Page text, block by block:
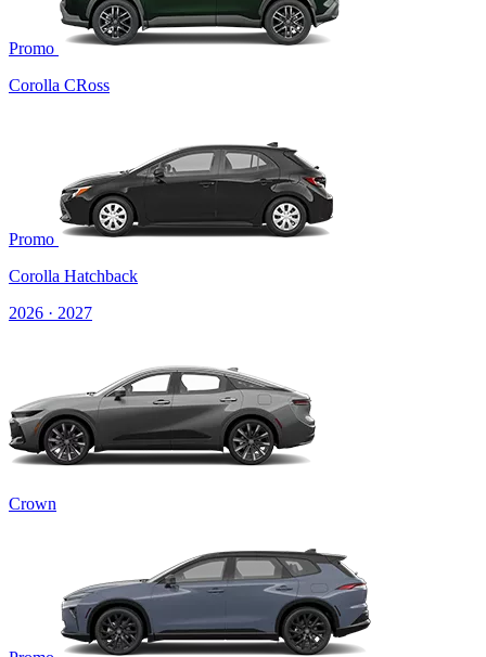
Promo
Corolla CRoss
Promo
Corolla Hatchback
2026 · 2027
Crown